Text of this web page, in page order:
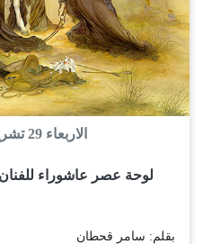
الاربعاء 29 تشرين الثاني 2023
لوحة عصر عاشوراء
بقلم: سامر قحطان